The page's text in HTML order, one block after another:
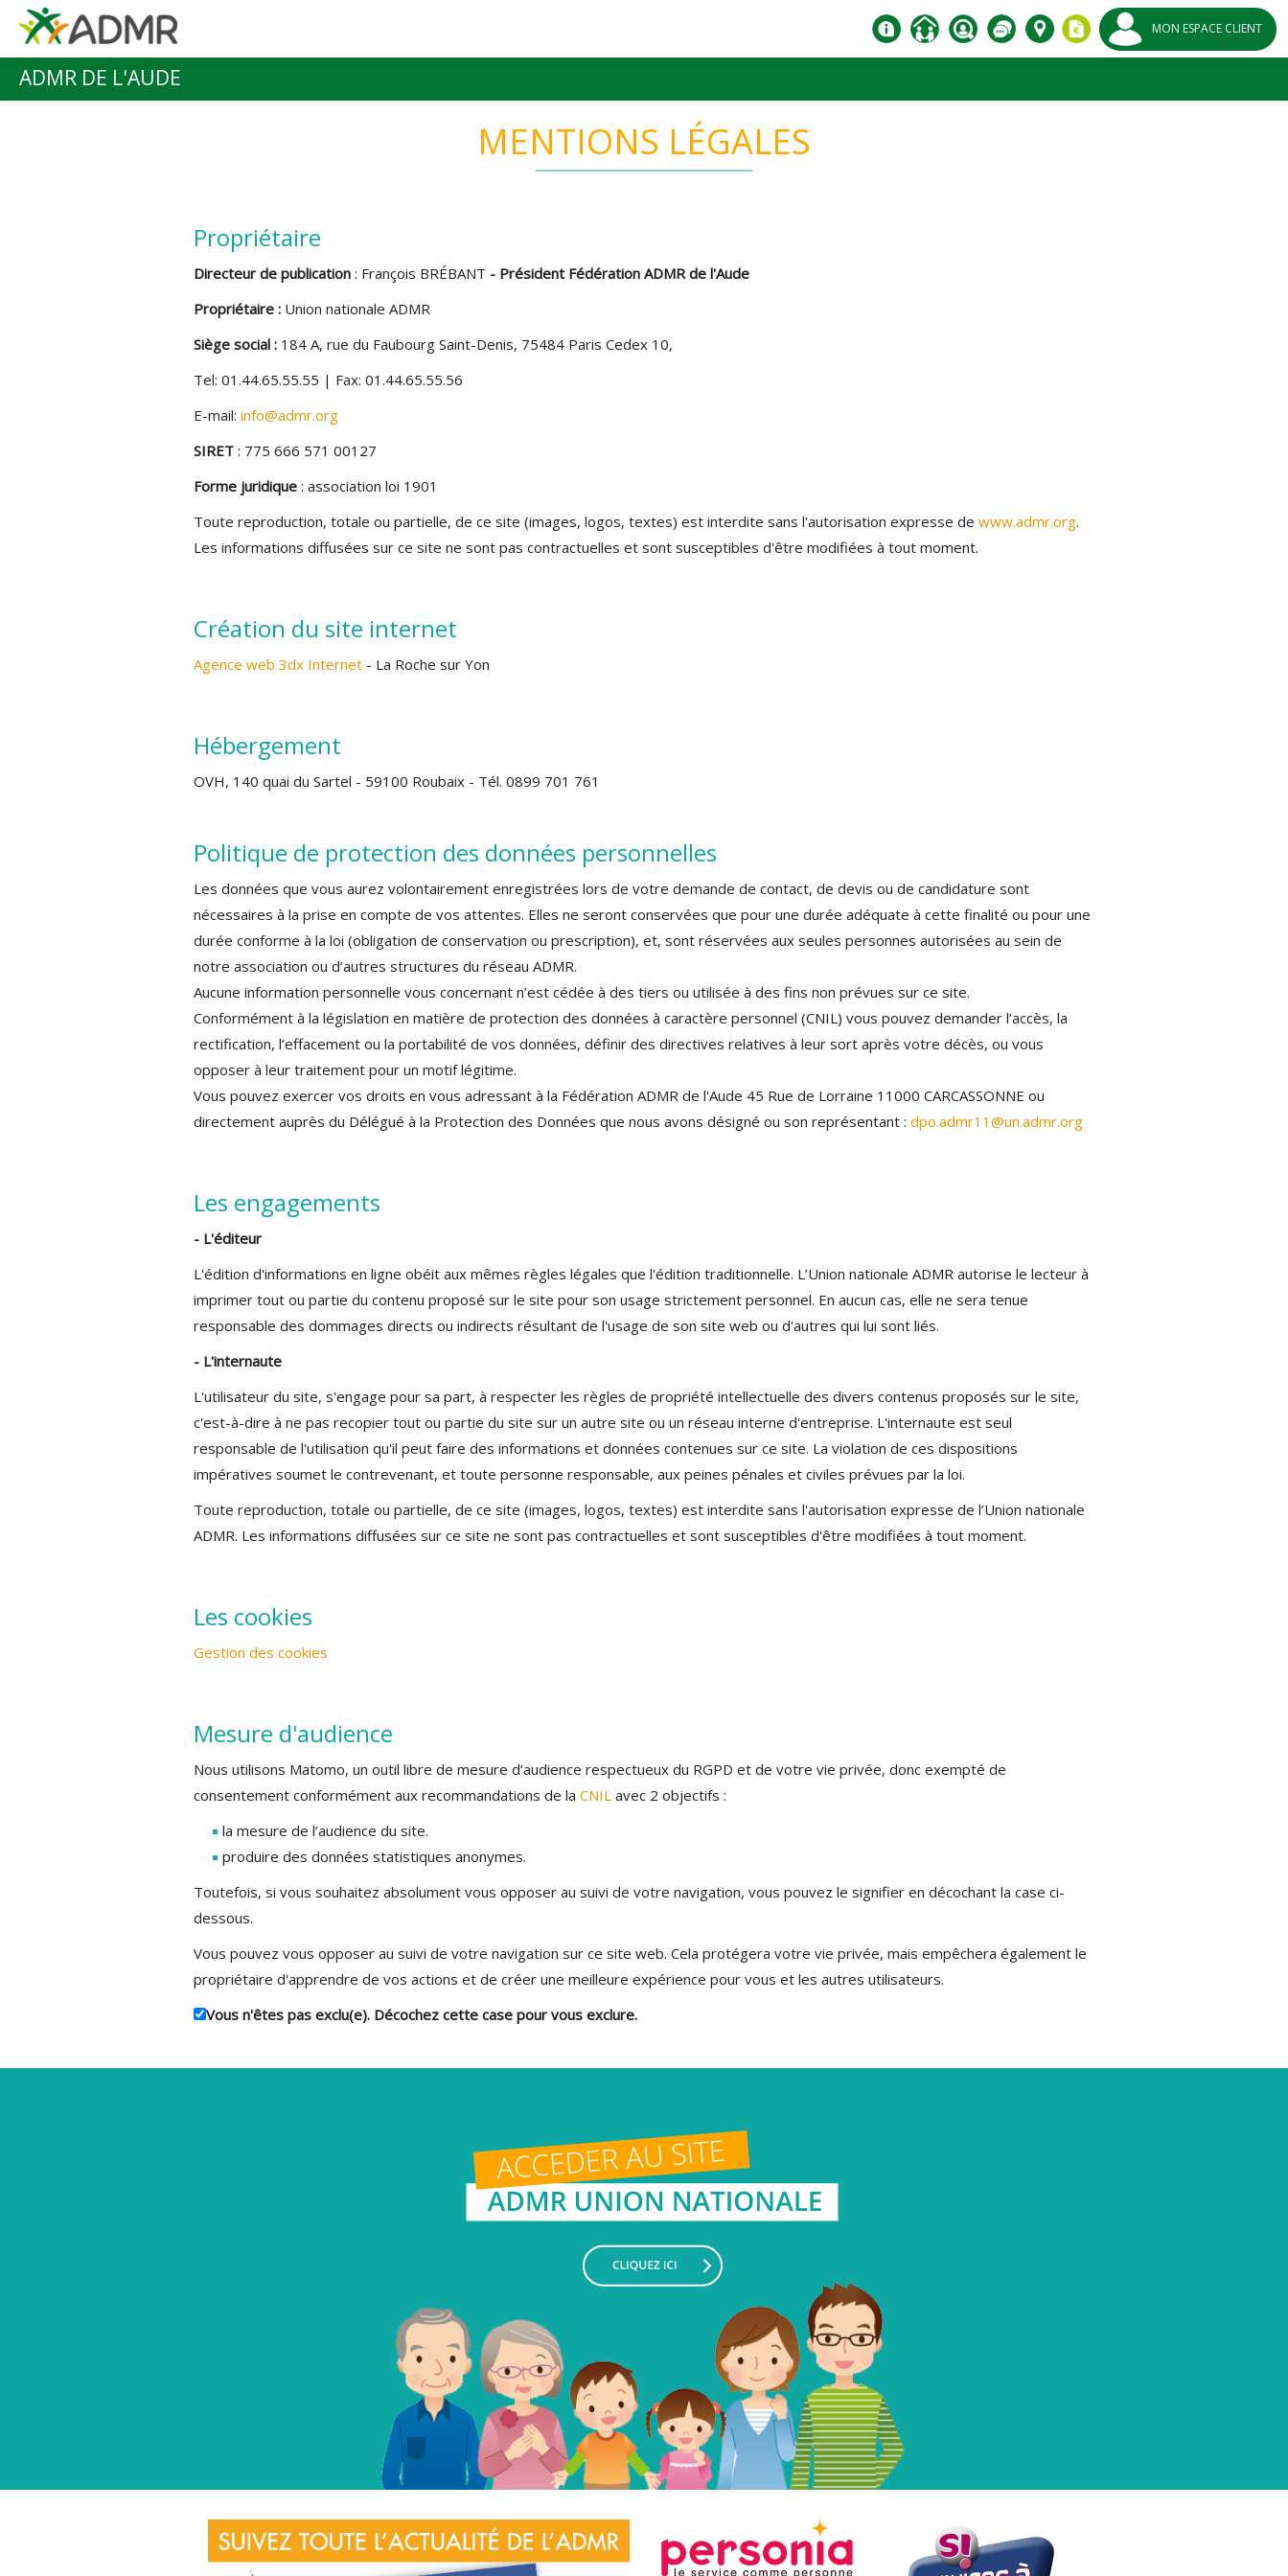
Aller au contenu principal
MON ESPACE CLIENT
ADMR DE L'AUDE
MENTIONS LÉGALES
Propriétaire
Directeur de publication : François BRÉBANT - Président Fédération ADMR de l'Aude
Propriétaire : Union nationale ADMR
Siège social : 184 A, rue du Faubourg Saint-Denis, 75484 Paris Cedex 10,
Tel: 01.44.65.55.55 | Fax: 01.44.65.55.56
E-mail: info@admr.org
SIRET : 775 666 571 00127
Forme juridique : association loi 1901
Toute reproduction, totale ou partielle, de ce site (images, logos, textes) est interdite sans l'autorisation expresse de www.admr.org.
Les informations diffusées sur ce site ne sont pas contractuelles et sont susceptibles d'être modifiées à tout moment.
Création du site internet
Agence web 3dx Internet - La Roche sur Yon
Hébergement
OVH, 140 quai du Sartel - 59100 Roubaix - Tél. 0899 701 761
Politique de protection des données personnelles
Les données que vous aurez volontairement enregistrées lors de votre demande de contact, de devis ou de candidature sont
nécessaires à la prise en compte de vos attentes. Elles ne seront conservées que pour une durée adéquate à cette finalité ou pour une
durée conforme à la loi (obligation de conservation ou prescription), et, sont réservées aux seules personnes autorisées au sein de
notre association ou d’autres structures du réseau ADMR.
Aucune information personnelle vous concernant n’est cédée à des tiers ou utilisée à des fins non prévues sur ce site.
Conformément à la législation en matière de protection des données à caractère personnel (CNIL) vous pouvez demander l’accès, la
rectification, l’effacement ou la portabilité de vos données, définir des directives relatives à leur sort après votre décès, ou vous
opposer à leur traitement pour un motif légitime.
Vous pouvez exercer vos droits en vous adressant à la Fédération ADMR de l'Aude 45 Rue de Lorraine 11000 CARCASSONNE ou
directement auprès du Délégué à la Protection des Données que nous avons désigné ou son représentant : dpo.admr11@un.admr.org
Les engagements
- L'éditeur
L'édition d'informations en ligne obéit aux mêmes règles légales que l'édition traditionnelle. L’Union nationale ADMR autorise le lecteur à
imprimer tout ou partie du contenu proposé sur le site pour son usage strictement personnel. En aucun cas, elle ne sera tenue
responsable des dommages directs ou indirects résultant de l'usage de son site web ou d'autres qui lui sont liés.
- L'internaute
L'utilisateur du site, s'engage pour sa part, à respecter les règles de propriété intellectuelle des divers contenus proposés sur le site,
c'est-à-dire à ne pas recopier tout ou partie du site sur un autre site ou un réseau interne d'entreprise. L'internaute est seul
responsable de l'utilisation qu'il peut faire des informations et données contenues sur ce site. La violation de ces dispositions
impératives soumet le contrevenant, et toute personne responsable, aux peines pénales et civiles prévues par la loi.
Toute reproduction, totale ou partielle, de ce site (images, logos, textes) est interdite sans l'autorisation expresse de l’Union nationale
ADMR. Les informations diffusées sur ce site ne sont pas contractuelles et sont susceptibles d'être modifiées à tout moment.
Les cookies
Gestion des cookies
Mesure d'audience
Nous utilisons Matomo, un outil libre de mesure d’audience respectueux du RGPD et de votre vie privée, donc exempté de
consentement conformément aux recommandations de la CNIL avec 2 objectifs :
la mesure de l’audience du site.
produire des données statistiques anonymes.
Toutefois, si vous souhaitez absolument vous opposer au suivi de votre navigation, vous pouvez le signifier en décochant la case ci-
dessous.
Vous pouvez vous opposer au suivi de votre navigation sur ce site web. Cela protégera votre vie privée, mais empêchera également le
propriétaire d'apprendre de vos actions et de créer une meilleure expérience pour vous et les autres utilisateurs.
Vous n'êtes pas exclu(e). Décochez cette case pour vous exclure.